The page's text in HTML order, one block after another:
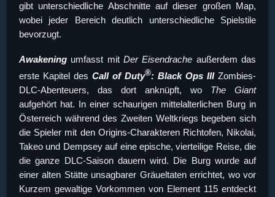
gibt unterschiedliche Abschnitte auf dieser großen Map,
wobei jeder Bereich deutlich unterschiedliche Spielstile
bevorzugt.
Awakening umfasst mitDer Eisendrache außerdem das
erste Kapitel des Call of Duty®: Black Ops III Zombies-
DLC-Abenteuers, das dort anknüpft, wo The Giant
aufgehört hat. In einer schaurigen mittelalterlichen Burg in
Österreich während des Zweiten Weltkriegs begeben sich
die Spieler mit den Origins-Charakteren Richtofen, Nikolai,
Takeo und Dempsey auf eine epische, vierteilige Reise, die
die ganze DLC-Saison dauern wird. Die Burg wurde auf
einer alten Stätte unsagbarer Gräueltaten errichtet, wo vor
Kurzem gewaltige Vorkommen von Element 115 entdeckt